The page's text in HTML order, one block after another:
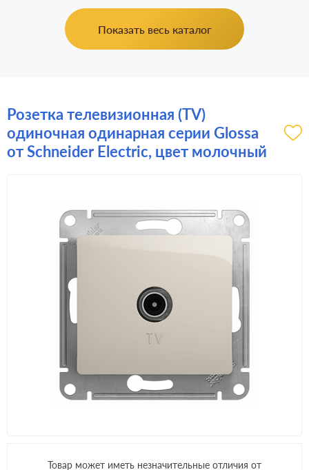
Показать весь каталог
Розетка телевизионная (TV)
одиночная одинарная серии Glossa
от Schneider Electric, цвет молочный
Товар может иметь незначительные отличия от